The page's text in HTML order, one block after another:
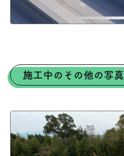
施工中のその他の写真